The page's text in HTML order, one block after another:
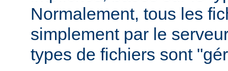
Normalement, tous les
simplement par le
types de fichiers sont